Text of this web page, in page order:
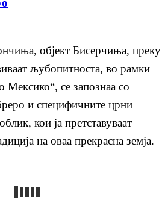
објект Бисерчиња, преку
љубопитноста, во рамки
Мексико“, се запознаа со
и специфичните црни
кои ја претставуваат
на оваа прекрасна земја.